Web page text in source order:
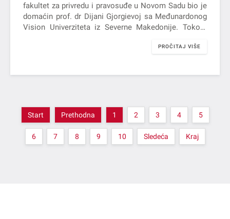
fakultet za privredu i pravosuđe u Novom Sadu bio je
domaćin prof. dr Dijani Gjorgievoj sa Međunardonog
Vision Univerziteta iz Severne Makedonije. Tokom
PROČITAJ VIŠE
Start Prethodna 1 2 3 4 5
6 7 8 9 10 Sledeća Kraj